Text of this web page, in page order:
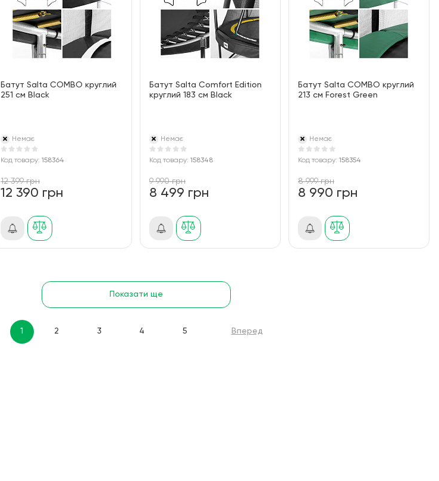
Батут Salta COMBO круглий
251 см Black
Немає
Код товару: 158364
12 399 грн
12 390 грн
Батут Salta Comfort Edition
круглий 183 см Black
Немає
Код товару: 158348
9 990 грн
8 499 грн
Батут Salta COMBO круглий
213 см Forest Green
Немає
Код товару: 158354
8 999 грн
8 990 грн
Показати ще
1 2 3 4 5 Вперед